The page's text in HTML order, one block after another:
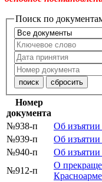
Поиск по
Номер
документа
№938-п
Об
№939-п
Об
№940-п
Об
№912-п
О